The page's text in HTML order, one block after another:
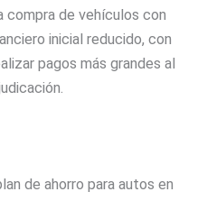
compra de vehículos con
inicial reducido, con
pagos más grandes al
de ahorro para autos en